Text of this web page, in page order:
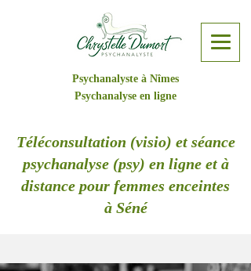
Psychanalyste à Nîmes
Psychanalyse en ligne
Téléconsultation (visio) et séance
psychanalyse (psy) en ligne et à
distance pour femmes enceintes
à Séné